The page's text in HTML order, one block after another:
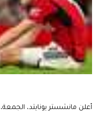
أعلن مانشستر يونايتد،